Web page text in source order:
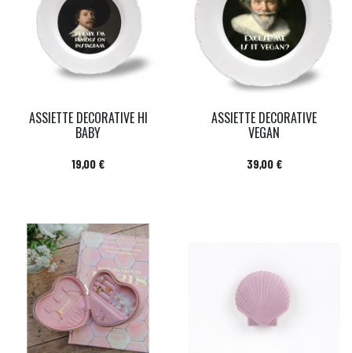
ASSIETTE DECORATIVE HI
BABY
Prix
19,00 €
ASSIETTE DECORATIVE
VEGAN
Prix
39,00 €